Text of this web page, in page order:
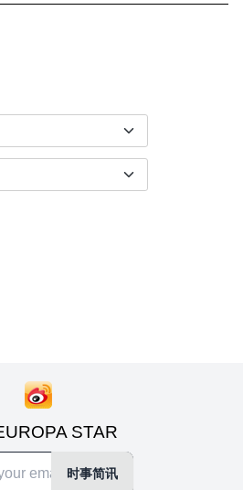
STAR
时事简讯